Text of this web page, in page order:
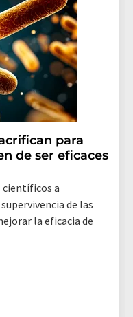
para
de ser eficaces
científicos a
de las
la eficacia de